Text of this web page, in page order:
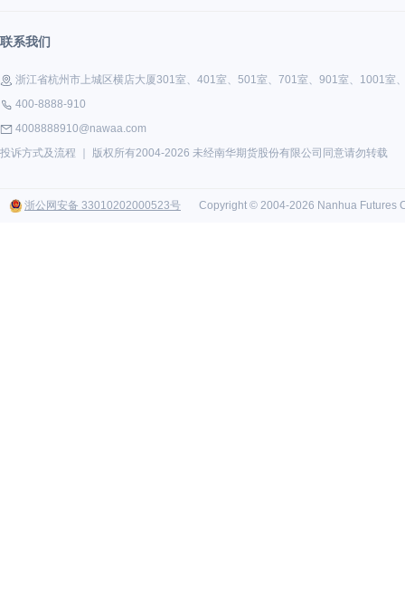
联系我们
浙江省杭州市上城区横店大厦301室、401室、501室、701室、901室、1001室
400-8888-910
4008888910@nawaa.com
投诉方式及流程 ｜ 版权所有2004-2026 未经南华期货股份有限公司同意请勿转载
浙公网安备 33010202000523号 Copyright © 2004-2026 Nanhua Futures